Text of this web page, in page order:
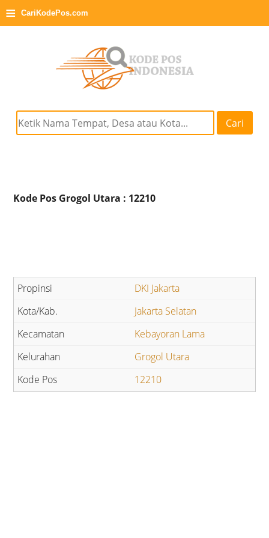
≡ CariKodePos.com
Cari
Kode Pos Grogol Utara : 12210
DKI Jakarta
Jakarta Selatan
Kebayoran Lama
Grogol Utara
12210